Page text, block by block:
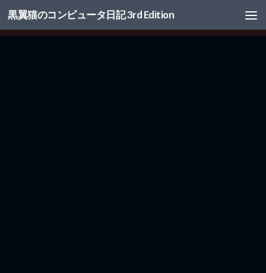
コンテンツへスキップ
黒翼猫のコンピュータ日記 3rd Edition